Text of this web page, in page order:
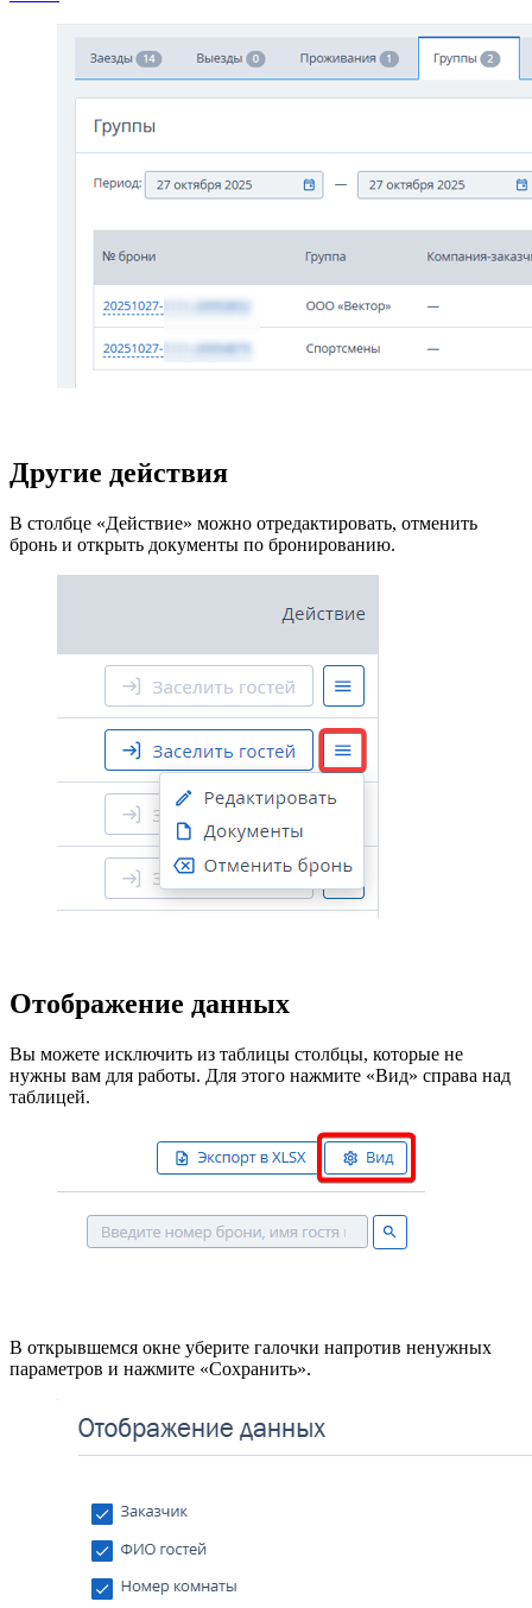
Другие действия
В столбце «Действие» можно отредактировать, отменить
бронь и открыть документы по бронированию.
Отображение данных
Вы можете исключить из таблицы столбцы, которые не
нужны вам для работы. Для этого нажмите «Вид» справа над
таблицей.
В открывшемся окне уберите галочки напротив ненужных
параметров и нажмите «Сохранить».